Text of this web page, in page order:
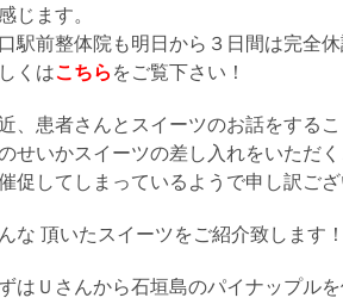
じます。
駅前整体院も明日から３日間は完全
くはこちら をご覧下さい！
、患者さんとスイーツのお話をする
せいかスイーツの差し入れをいただ
催促してしまっているようで申し訳ご
な 頂いたスイーツをご紹介致します
はＵさんから石垣島のパイナップル